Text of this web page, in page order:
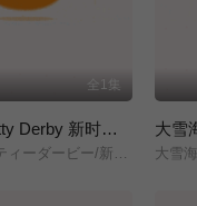
全1集
赛马娘 Pretty Derby 新时代之门 大雪
大雪